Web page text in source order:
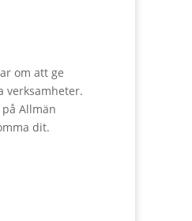
om att ge
verksamheter.
Allmän
dit.